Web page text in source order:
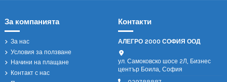
За компанията
За нас
Условия за ползване
Начини на плащане
Контакт с нас
Контакти
АЛЕГРО 2000 СОФИЯ ООД
ул. Самоковско шосе 2Л, Бизнес
център Боила, София